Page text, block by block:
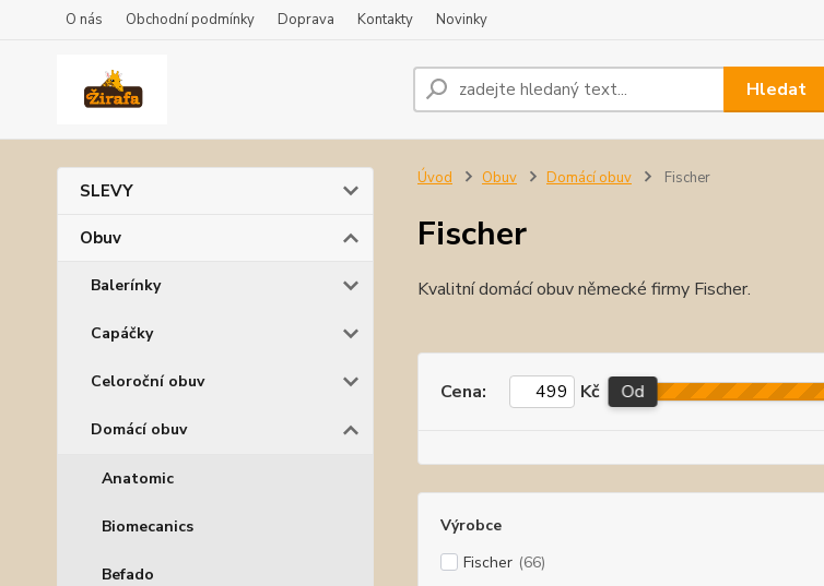
O nás Obchodní podmínky Doprava Kontakty Novinky
Hledat
SLEVY
Obuv
Balerínky
Capáčky
Celoroční obuv
Domácí obuv
Anatomic
Biomecanics
Befado
Úvod Obuv Domácí obuv Fischer
Fischer
Kvalitní domácí obuv německé firmy Fischer.
Cena: Kč Od
Výrobce
Fischer (66)